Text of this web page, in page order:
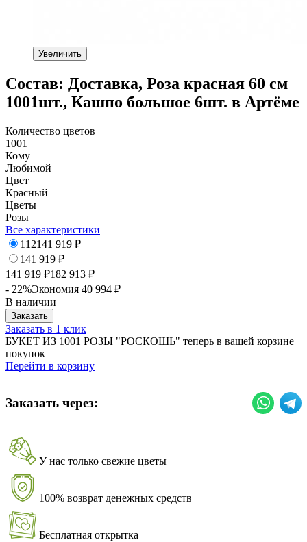
Увеличить
Состав: Доставка, Роза красная 60 см
1001шт., Кашпо большое 6шт. в Артёме
Количество цветов
1001
Кому
Любимой
Цвет
Красный
Цветы
Розы
Все характеристики
112141 919 ₽
141 919 ₽
141 919 ₽182 913 ₽
- 22%Экономия 40 994 ₽
В наличии
Заказать
Заказать в 1 клик
БУКЕТ ИЗ 1001 РОЗЫ "РОСКОШЬ" теперь в вашей корзине
покупок
Перейти в корзину
Заказать через:
У нас только свежие цветы
100% возврат денежных средств
Бесплатная открытка